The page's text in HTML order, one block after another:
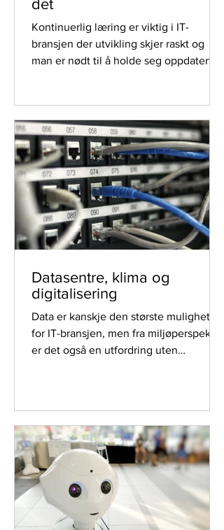
det
Kontinuerlig læring er viktig i IT-
bransjen der utvikling skjer raskt og
man er nødt til å holde seg oppdatert.
Datasentre, klima og
digitalisering
Data er kanskje den største muligheten
for IT-bransjen, men fra miljøperspektiv
er det også en utfordring uten